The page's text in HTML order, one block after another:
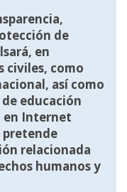
de
en
civiles, como
así como
educación
en Internet
pretende
relacionada
humanos y